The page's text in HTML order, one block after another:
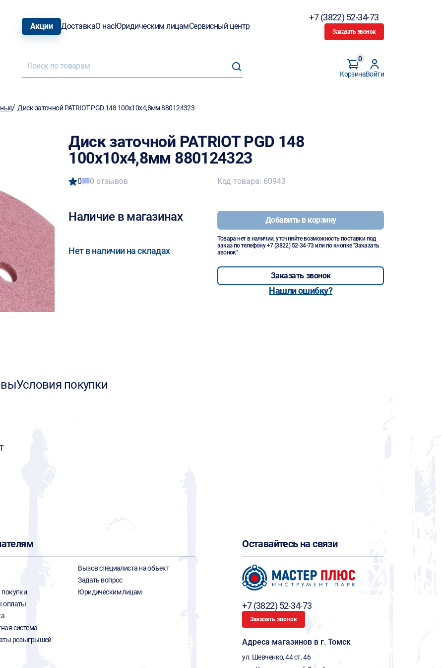
Акции ДоставкаО насЮридическим лицамСервисный центр
+7 (3822) 52-34-73
Заказать звонок
Корзина
0
Войти
/Диск заточной PATRIOT PGD 148 100х10х4,8мм 880124323
Диск заточной PATRIOT PGD 148
100х10х4,8мм 880124323
0 0 отзывов
Наличие в магазинах
Нет в наличии на складах
Код товара: 60943
Добавить в корзину
Товара нет в наличии, уточняйте возможность поставки под
заказ по телефону+7 (3822) 52-34-73 или по кнопке "Заказать
звонок"
Заказать звонок
Нашли ошибку?
Условия покупки
оплаты
система
розыгрышей
Вызов специалиста на объект
Задать вопрос
Юридическим лицам
Оставайтесь на связи
+7 (3822) 52-34-73
Заказать звонок
Адреса магазинов в г. Томск
ул. Шевченко, 44 ст. 46